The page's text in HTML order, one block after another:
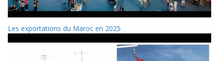
Les exportations du Maroc en 2025